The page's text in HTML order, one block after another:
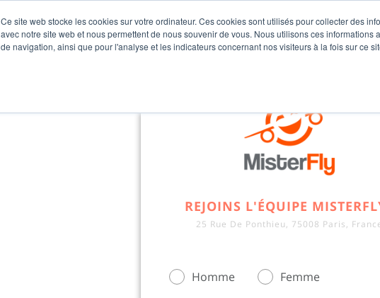
Ce site web stocke les cookies sur votre ordinateur. Ces cookies sont utilisés pour collecter des
avec notre site web et nous permettent de nous souvenir de vous. Nous utilisons ces
de navigation, ainsi que pour l'analyse et les indicateurs concernant nos visiteurs à la fois sur ce
REJOINS L'ÉQUIPE
25 Rue De Ponthieu, 75008 Paris,
Homme Femme